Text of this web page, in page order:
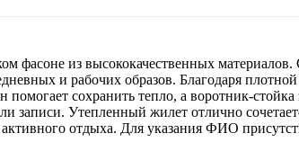
фасоне из высококачественных
и рабочих образов. Благодаря
помогает сохранить тепло, а воротник-
записи. Утепленный жилет отлично
отдыха. Для указания ФИО